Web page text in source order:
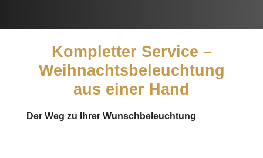
Kompletter Service –
Weihnachtsbeleuchtung
aus einer Hand
Der Weg zu Ihrer Wunschbeleuchtung